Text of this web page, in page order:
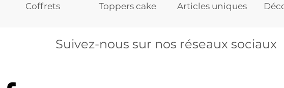
Coffrets Toppers cake Articles uniques
Suivez-nous sur nos réseaux sociaux